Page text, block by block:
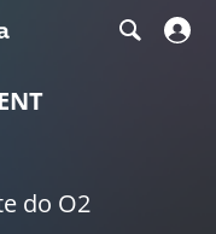
do O2